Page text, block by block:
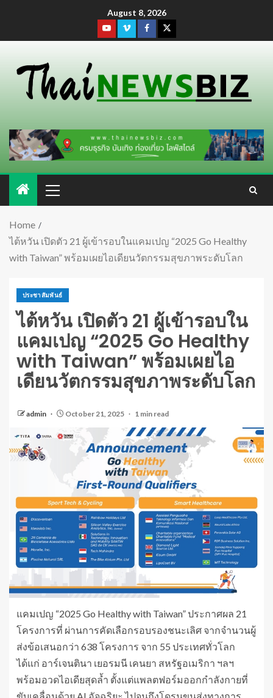
August 8, 2026
Home
ไต้หวัน เปิดตัว 21 ผู้เข้ารอบในแคมเปญ “2025 Go Healthy
with Taiwan” พร้อมเผยไอเดียนวัตกรรมสุขภาพระดับโลก
ประชาสัมพันธ์
ไต้หวัน เปิดตัว 21 ผู้เข้ารอบใน
แคมเปญ “2025 Go Healthy
with Taiwan” พร้อมเผยไอ
เดียนวัตกรรมสุขภาพระดับโลก
admin October 21, 2025 1 min read
แคมเปญ “2025 Go Healthy with Taiwan” ประกาศผล 21
โครงการที่ ผ่านการคัดเลือกรอบรองชนะเลิศ จากจำนวนผู้
ส่งข้อเสนอกว่า 638 โครงการ จาก 55 ประเทศทั่วโลก
ได้แก่ อาร์เจนตินา เยอรมนี เคนยา สหรัฐอเมริกา ฯลฯ
พร้อมอวดไอเดียสุดล้ำ ตั้งแต่แพลตฟอร์มออกกำลังกายที่
ขับเคลื่อนด้วย AI อัจฉริยะ ไปจนถึงโดรนขนส่งทางการ